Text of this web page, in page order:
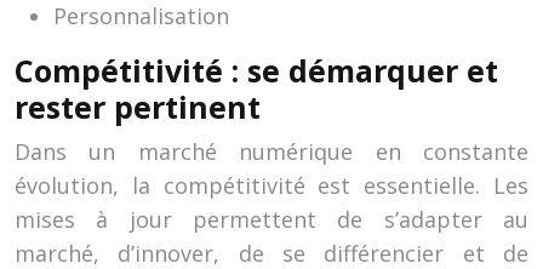
Personnalisation
Compétitivité : se démarquer et
rester pertinent
Dans un marché numérique en constante
évolution, la compétitivité est essentielle. Les
mises à jour permettent de s’adapter au
marché, d’innover, de se différencier et de